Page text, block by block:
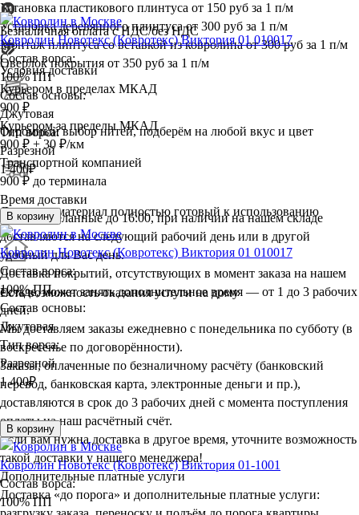
Установка пластикового плинтуса от 150 руб за 1 п/м
Установка деревянного плинтуса от 300 руб за 1 п/м
Монтаж плинтуса со вставкой из ковролина от 300 руб за 1 п/м
Оверлок покрытия от 350 руб за 1 п/м
Огромный выбор нитей, подберём на любой вкус и цвет
Доставим материал полностью готовый к использованию
Есть возможность оказания услуги на дому
Безналичная оплата с НДС/без НДС
Условия доставки
Курьером в пределах МКАД
900 ₽
Курьером за пределы МКАД
900 ₽ + 30 ₽/км
Транспортной компанией
900 ₽ до терминала
Время доставки
Заказы, сделанные до 16:00, при наличии на нашем складе
доставляются на следующий рабочий день или в другой
удобный для Вас день.
Доставка покрытий, отсутствующих в момент заказа на нашем
складе, может занять дополнительное время — от 1 до 3 рабочих
дней.
Мы доставляем заказы ежедневно с понедельника по субботу (в
воскресенье по договорённости).
Заказы, оплаченные по безналичному расчёту (банковский
перевод, банковская карта, электронные деньги и пр.),
доставляются в срок до 3 рабочих дней с момента поступления
оплаты на наш расчётный счёт.
Если вам нужна доставка в другое время, уточните возможность
такой доставки у нашего менеджера!
Дополнительные платные услуги
Доставка «до порога» и дополнительные платные услуги:
Ковролин Новотекс (Ковротекс) Виктория 01 010017
Состав ворса:
100% ПП
Состав основы:
Джутовая
Тип ворса:
Разрезной
1 400₽
В корзину
Ковролин Новотекс (Ковротекс) Виктория 01 010017
Состав ворса:
100% ПП
Состав основы:
Джутовая
Тип ворса:
Разрезной
1 400₽
В корзину
Ковролин Новотекс (Ковротекс) Виктория 01-1001
Состав ворса:
100% ПП